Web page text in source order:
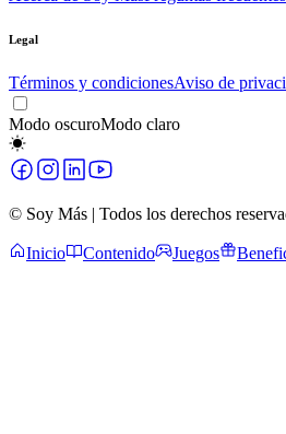
Legal
Términos y condicionesAviso de
Modo oscuroModo claro
© Soy Más | Todos los derechos
Inicio Contenido Juegos